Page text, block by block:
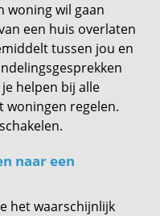
woning wil gaan
een huis overlaten
tussen jou en
helpen bij alle
woningen regelen.
naar een
het waarschijnlijk